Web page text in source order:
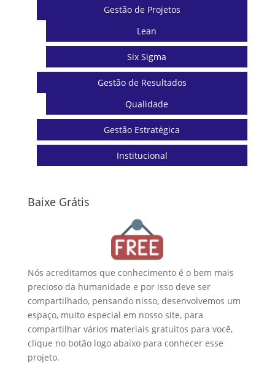
Gestão de Projetos
Lean
Six Sigma
Gestão de Resultados
Qualidade
Gestão Estratégica
Institucional
Baixe Grátis
Nós acreditamos que conhecimento é o bem mais
precioso da humanidade e por isso deve ser
compartilhado, pensando nisso, desenvolvemos um
espaço, muito especial em nosso site, para
compartilhar vários materiais gratuitos para você,
clique no botão logo abaixo para conhecer esse
projeto.